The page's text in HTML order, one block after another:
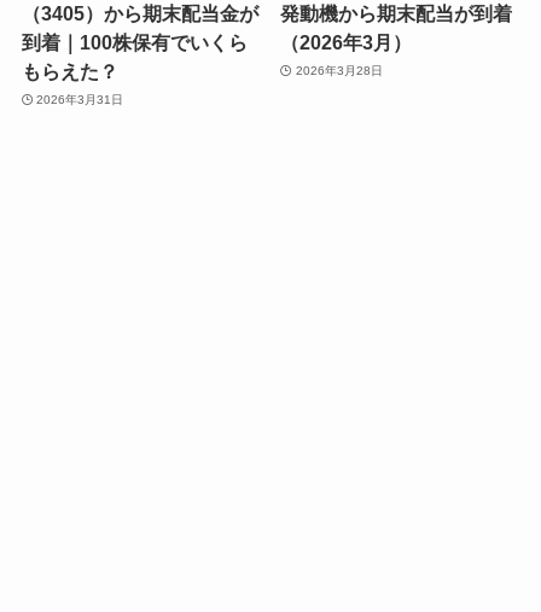
（3405）から期末配当金が
到着｜100株保有でいくら
もらえた？
2026年3月31日
発動機から期末配当が到着
（2026年3月）
2026年3月28日